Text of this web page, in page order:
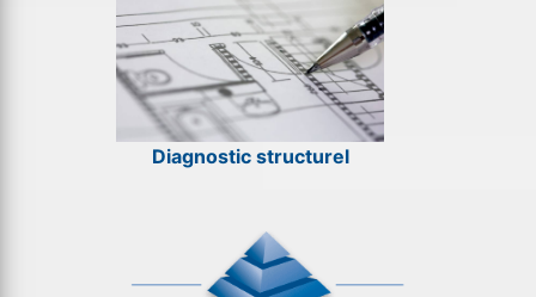
Diagnostic structurel